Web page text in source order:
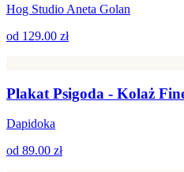
Hog Studio Aneta Golan
od 129.00 zł
Plakat Psigoda - Kolaż
Dapidoka
od 89.00 zł